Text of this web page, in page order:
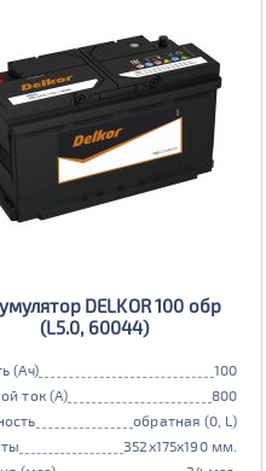
DELKOR 100 обр
(L5.0, 60044)
(Ач)
100
ток (А)
800
обратная (0, L)
352x175x190 мм.